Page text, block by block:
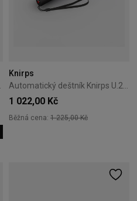
Knirps
1 022,00 Kč
Běžná cena: 1 225,00 Kč